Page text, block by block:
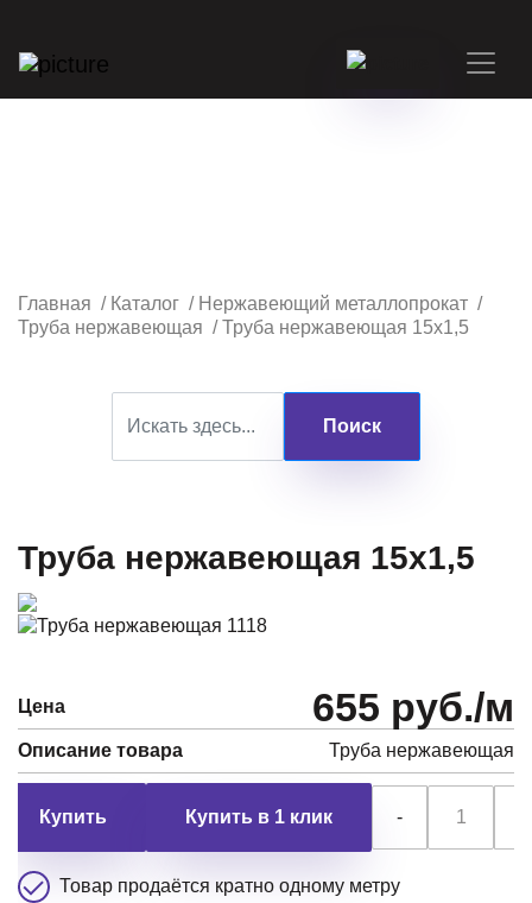
Главная / Каталог / Нержавеющий металлопрокат /
Труба нержавеющая /Труба нержавеющая 15х1,5
Поиск
Труба нержавеющая 15х1,5
Цена 655 руб./м
Описание товара Труба нержавеющая
Купить в 1 клик -
Товар продаётся кратно одному метру